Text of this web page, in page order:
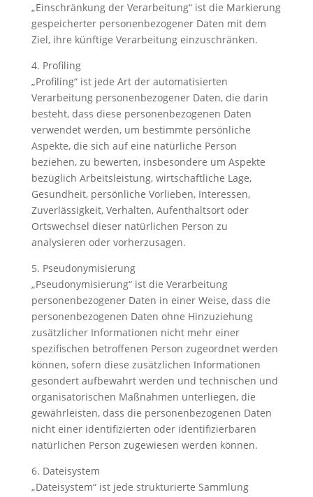
„Einschränkung der Verarbeitung“ ist die Markierung
gespeicherter personenbezogener Daten mit dem
Ziel, ihre künftige Verarbeitung einzuschränken.
4. Profiling
„Profiling“ ist jede Art der automatisierten
Verarbeitung personenbezogener Daten, die darin
besteht, dass diese personenbezogenen Daten
verwendet werden, um bestimmte persönliche
Aspekte, die sich auf eine natürliche Person
beziehen, zu bewerten, insbesondere um Aspekte
bezüglich Arbeitsleistung, wirtschaftliche Lage,
Gesundheit, persönliche Vorlieben, Interessen,
Zuverlässigkeit, Verhalten, Aufenthaltsort oder
Ortswechsel dieser natürlichen Person zu
analysieren oder vorherzusagen.
5. Pseudonymisierung
„Pseudonymisierung“ ist die Verarbeitung
personenbezogener Daten in einer Weise, dass die
personenbezogenen Daten ohne Hinzuziehung
zusätzlicher Informationen nicht mehr einer
spezifischen betroffenen Person zugeordnet werden
können, sofern diese zusätzlichen Informationen
gesondert aufbewahrt werden und technischen und
organisatorischen Maßnahmen unterliegen, die
gewährleisten, dass die personenbezogenen Daten
nicht einer identifizierten oder identifizierbaren
natürlichen Person zugewiesen werden können.
6. Dateisystem
„Dateisystem“ ist jede strukturierte Sammlung